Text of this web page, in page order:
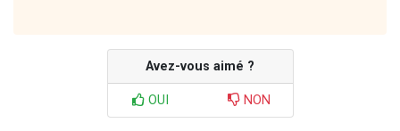
Avez-vous aimé ?
OUI NON